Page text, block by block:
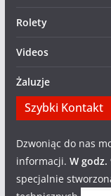
Rolety
Videos
Żaluzje
Szybki Kontakt
Dzwoniąc do nas
informacji. W godz.
specjalnie